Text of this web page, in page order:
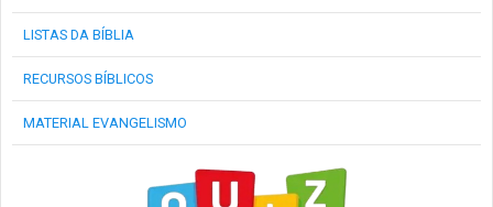
LISTAS DA BÍBLIA
RECURSOS BÍBLICOS
MATERIAL EVANGELISMO